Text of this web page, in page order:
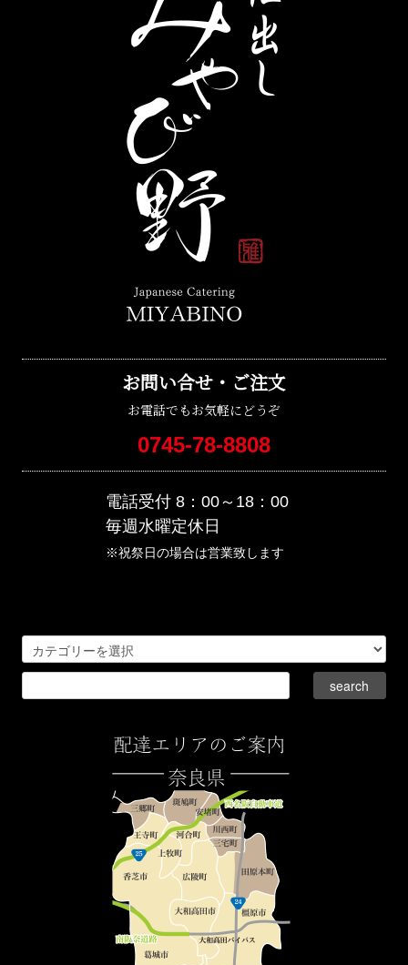
お問い合せ・ご注文
お電話でもお気軽にどうぞ
0745-78-8808
電話受付 8：00～18：00
毎週水曜定休日
※祝祭日の場合は営業致します